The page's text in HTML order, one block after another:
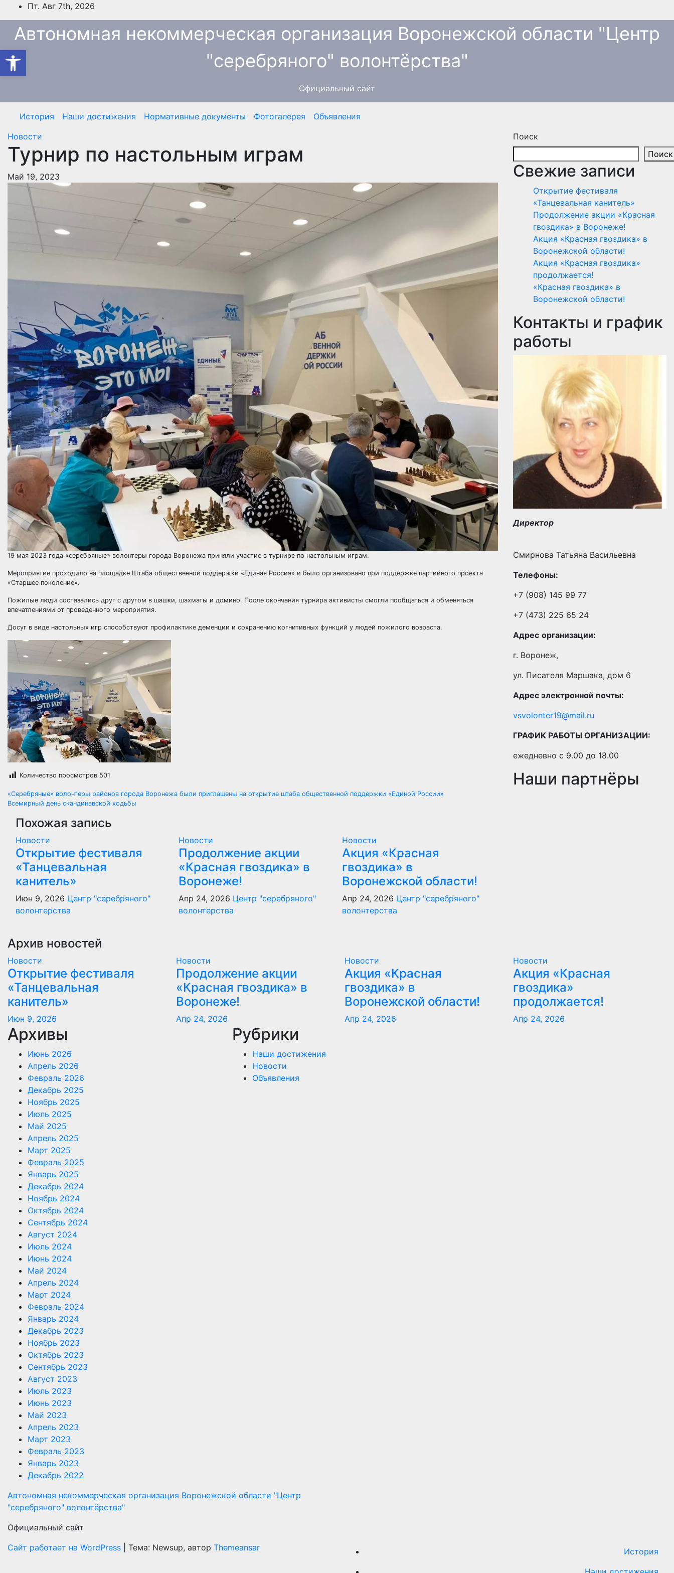
Перейти
к
содержимому
Пт. Авг 7th, 2026
Автономная некоммерческая организация Воронежской области "Центр
"cеребряного" волонтёрства"
Официальный сайт
История Наши достижения Нормативные документы Фотогалерея
Объявления
Новости
Турнир по настольным играм
Май 19, 2023
19 мая 2023 года «серебряные» волонтеры города Воронежа приняли участие в турнире по настольным играм.
Мероприятие проходило на площадке Штаба общественной поддержки «Единая Россия» и было организовано при поддержке партийного проекта
«Старшее поколение».
Пожилые люди состязались друг с другом в шашки, шахматы и домино. После окончания турнира активисты смогли пообщаться и обменяться
впечатлениями от проведенного мероприятия.
Досуг в виде настольных игр способствуют профилактике деменции и сохранению когнитивных функций у людей пожилого возраста.
Количество просмотров 501
Навигация
по
записям
«Серебряные» волонтеры районов города Воронежа были приглашены на открытие штаба общественной поддержки «Единой России»
Всемирный день скандинавской ходьбы
Похожая запись
Новости
Открытие фестиваля
«Танцевальная
канитель»
Июн 9, 2026 Центр "серебряного"
волонтерства
Новости
Продолжение акции
«Красная гвоздика» в
Воронеже!
Апр 24, 2026 Центр "серебряного"
волонтерства
Новости
Акция «Красная
гвоздика» в
Воронежской области!
Апр 24, 2026 Центр "серебряного"
волонтерства
Поиск
Поиск
Свежие записи
Открытие фестиваля
«Танцевальная канитель»
Продолжение акции «Красная
гвоздика» в Воронеже!
Акция «Красная гвоздика» в
Воронежской области!
Акция «Красная гвоздика»
продолжается!
«Красная гвоздика» в
Воронежской области!
Контакты и график
работы
Директор
Смирнова Татьяна Васильевна
Телефоны:
+7 (908) 145 99 77
+7 (473) 225 65 24
Адрес организации:
г. Воронеж,
ул. Писателя Маршака, дом 6
Адрес электронной почты:
vsvolonter19@mail.ru
ГРАФИК РАБОТЫ ОРГАНИЗАЦИИ:
ежедневно с 9.00 до 18.00
Наши партнёры
Архив новостей
Новости
Открытие фестиваля
«Танцевальная
канитель»
Июн 9, 2026
Новости
Продолжение акции
«Красная гвоздика» в
Воронеже!
Апр 24, 2026
Новости
Акция «Красная
гвоздика» в
Воронежской области!
Апр 24, 2026
Новости
Акция «Красная
гвоздика»
продолжается!
Апр 24, 2026
Архивы
Июнь 2026
Апрель 2026
Февраль 2026
Декабрь 2025
Ноябрь 2025
Июль 2025
Май 2025
Апрель 2025
Март 2025
Февраль 2025
Январь 2025
Декабрь 2024
Ноябрь 2024
Октябрь 2024
Сентябрь 2024
Август 2024
Июль 2024
Июнь 2024
Май 2024
Апрель 2024
Март 2024
Февраль 2024
Январь 2024
Декабрь 2023
Ноябрь 2023
Октябрь 2023
Сентябрь 2023
Август 2023
Июль 2023
Июнь 2023
Май 2023
Апрель 2023
Март 2023
Февраль 2023
Январь 2023
Декабрь 2022
Рубрики
Наши достижения
Новости
Объявления
Автономная некоммерческая организация Воронежской области "Центр
"cеребряного" волонтёрства"
Официальный сайт
Сайт работает на WordPress
Тема: Newsup, автор Themeansar
История
Открыть панель инструментов